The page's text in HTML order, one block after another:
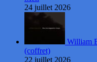
24 juillet 2026
William
(coffret)
22 juillet 2026